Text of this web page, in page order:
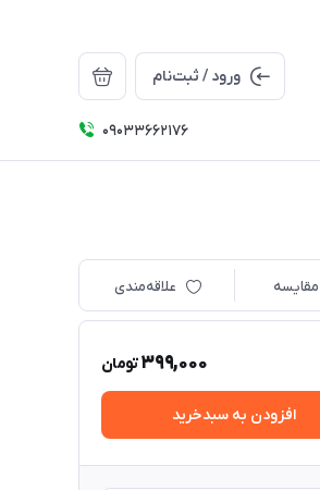
ورود / ثبت‌نام
09033662176
مقایسه علاقه‌مندی
399,000تومان
افزودن به سبدخرید